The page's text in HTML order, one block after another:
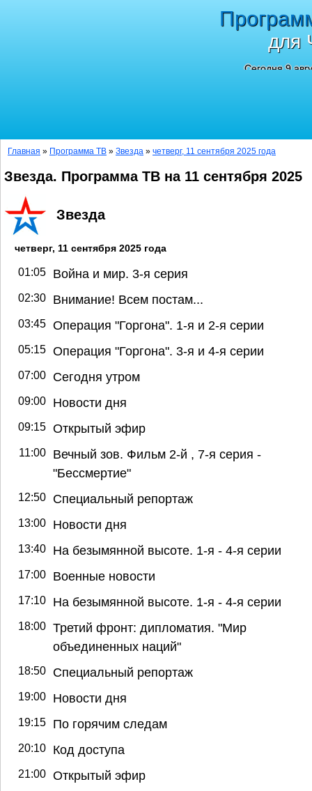
для
Сегодня 9
Главная » Программа ТВ » Звезда » четверг, 11 сентября 2025 года
Звезда. Программа ТВ на 11 сентября 2025
Звезда
четверг, 11 сентября 2025 года
01:05 Война и мир. 3-я серия
02:30 Внимание! Всем постам...
03:45 Операция "Горгона". 1-я и 2-я серии
05:15 Операция "Горгона". 3-я и 4-я серии
07:00 Сегодня утром
09:00 Новости дня
09:15 Открытый эфир
11:00
Вечный зов. Фильм 2-й , 7-я серия -
"Бессмертие"
12:50 Специальный репортаж
13:00 Новости дня
13:40 На безымянной высоте. 1-я - 4-я серии
17:00 Военные новости
17:10 На безымянной высоте. 1-я - 4-я серии
18:00 Третий фронт: дипломатия. "Мир
объединенных наций"
18:50 Специальный репортаж
19:00 Новости дня
19:15 По горячим следам
20:10 Код доступа
21:00 Открытый эфир